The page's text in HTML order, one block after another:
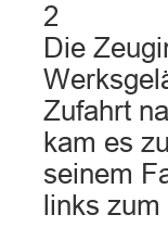
2
Die
Zufahrt
kam es
seinem
links